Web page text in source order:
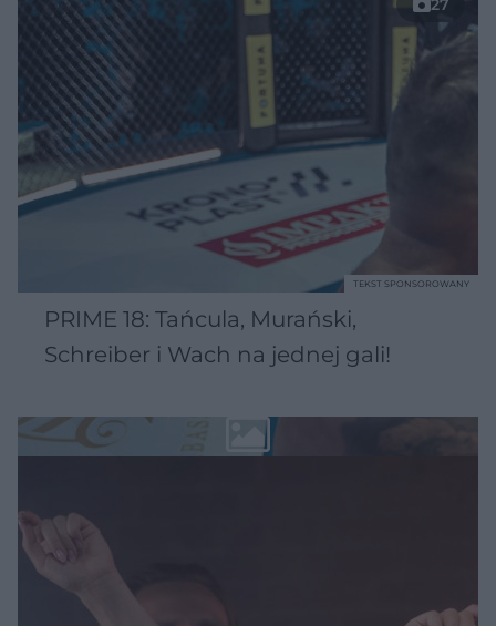
27
PRIME 18: Tańcula, Murański,
Schreiber i Wach na jednej gali!
TEKST SPONSOROWANY